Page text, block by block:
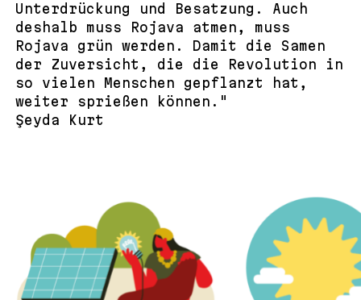
Unterdrückung und Besatzung. Auch
deshalb muss Rojava atmen, muss
Rojava grün werden. Damit die Samen
der Zuversicht, die die Revolution in
so vielen Menschen gepflanzt hat,
weiter sprießen können."
Şeyda Kurt